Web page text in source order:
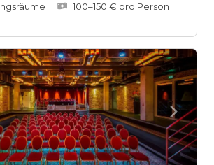
100–150 € pro Person